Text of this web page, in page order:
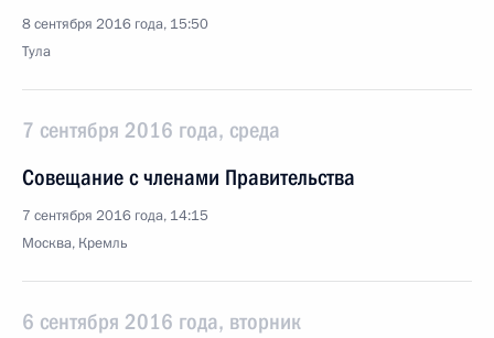
8 сентября 2016 года, 15:50
Тула
7 сентября 2016 года, среда
Совещание с членами Правительства
7 сентября 2016 года, 14:15
Москва, Кремль
6 сентября 2016 года, вторник